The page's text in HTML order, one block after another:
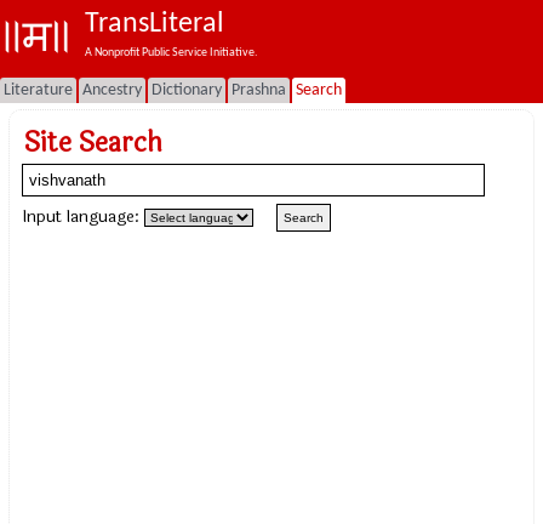
TransLiteral
A Nonprofit Public Service Initiative.
Literature Ancestry Dictionary Prashna Search
Site Search
Input language: